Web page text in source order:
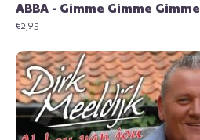
ABBA - Gimme Gimme Gimme
€2,95